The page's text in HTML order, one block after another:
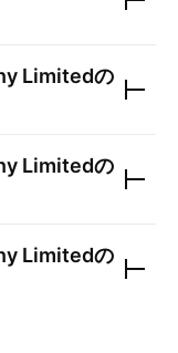
Limitedの
Limitedの
Limitedの